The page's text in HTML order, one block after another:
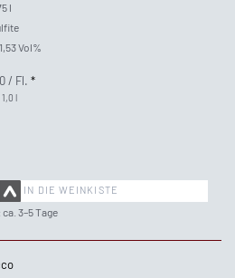
l
Vol%
/ Fl. *
1,0 l
IN DIE WEINKISTE
ca. 3–5 Tage